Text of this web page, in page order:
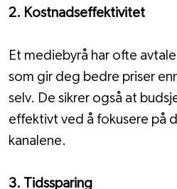
2. Kostnadseffektivitet
Et mediebyrå har ofte
som gir deg bedre priser
selv. De sikrer også at
effektivt ved å fokusere på
kanalene.
3. Tidssparing